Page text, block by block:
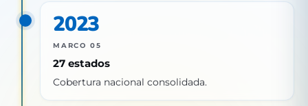
2023
MARCO 05
27 estados
Cobertura nacional consolidada.